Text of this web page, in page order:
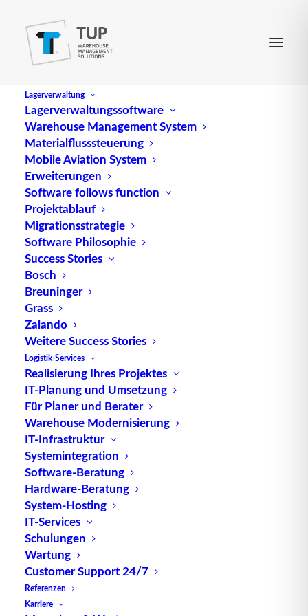
Lagerverwaltung
Lagerverwaltungssoftware
Warehouse Management System
Materialflusssteuerung
Mobile Aviation System
Erweiterungen
Software follows function
Projektablauf
Migrationsstrategie
Software Philosophie
Success Stories
Bosch
Breuninger
Grass
Zalando
Weitere Success Stories
Logistik-Services
Realisierung Ihres Projektes
IT-Planung und Umsetzung
Für Planer und Berater
Warehouse Modernisierung
IT-Infrastruktur
Systemintegration
Software-Beratung
Hardware-Beratung
System-Hosting
IT-Services
Schulungen
Wartung
Customer Support 24/7
Referenzen
Karriere
Bollete
Ein Bollete ist ein wichtiger Bestandteil im
internationalen Handel und bezieht sich auf einen
Zollschein oder Zollbeleg. Dieses Dokument dient
dazu, den Transport von Waren über internationale
Grenzen hinweg zu regeln und zu dokumentieren.
Der Bollete enthält wichtige Informationen über
die gehandelten Waren, einschließlich ihrer Art,
Menge, Wert, Herkunft und Bestimmungsort. Er
wird von den Zollbehörden ausgestellt und
begleitet die Ware während ihres gesamten
Transportweges, um sicherzustellen, dass alle
Zollvorschriften eingehalten werden.
Die Funktion des Bollete besteht darin, die
ordnungsgemäße Verzollung und Abwicklung von
Import- und Exportgeschäften zu gewährleisten. Er
dient als Nachweis für die rechtmäßige Einfuhr
oder Ausfuhr von Waren und kann im Falle von
Zollprüfungen oder Streitigkeiten als Beweismittel
dienen.
In vielen Ländern ist der Bollete ein rechtlich
bindendes Dokument, das von den Zollbehörden